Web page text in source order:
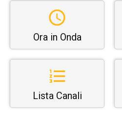
Ora in Onda
Lista Canali